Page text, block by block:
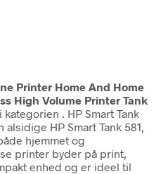
Printer Home And Home
High Volume Printer Tank
kategorien . HP Smart Tank
HP Smart Tank 581,
hjemmet og
printer byder på print,
enhed og er ideel til